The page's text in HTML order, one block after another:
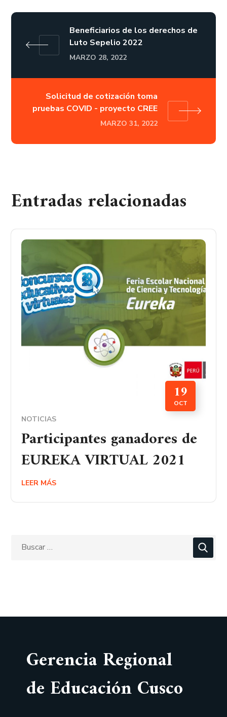
Beneficiarios de los derechos de
Luto Sepelio 2022
MARZO 28, 2022
Solicitud de cotización toma
pruebas COVID - proyecto CREE
MARZO 31, 2022
Entradas relacionadas
19
OCT
NOTICIAS
Participantes ganadores de
EUREKA VIRTUAL 2021
LEER MÁS
Gerencia Regional
de Educación Cusco